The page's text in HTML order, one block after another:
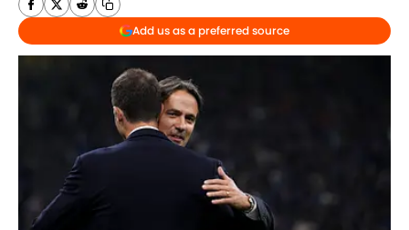
Add us as a preferred source